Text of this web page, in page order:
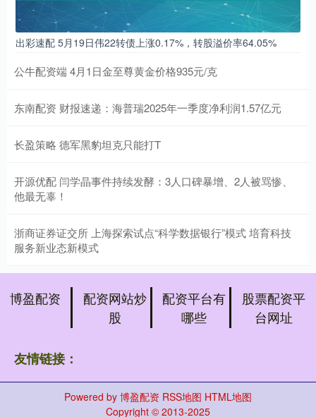
出彩速配 5月19日伟22转债上涨0.17%，转股溢价率64.05%
公牛配资端 4月1日金至尊黄金价格935元/克
东南配资 财报速递：海普瑞2025年一季度净利润1.57亿元
长盈策略 德军黑豹坦克只能打T
开源优配 闫学晶事件持续发酵：3人口碑暴增、2人被骂惨、
他最无辜！
浙商证券证交所 上海探索试点“科学数据银行”模式 培育科技
服务新业态新模式
博盈配资
配资网站炒
股
配资平台有
哪些
股票配资平
台网址
友情链接：
Powered by 博盈配资 RSS地图 HTML地图
Copyright © 2013-2025